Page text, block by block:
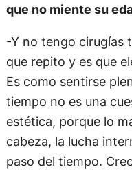
que no miente su
-Y no tengo cirugías
que repito y es que
Es como sentirse
tiempo no es una
estética, porque lo
cabeza, la lucha
paso del tiempo.